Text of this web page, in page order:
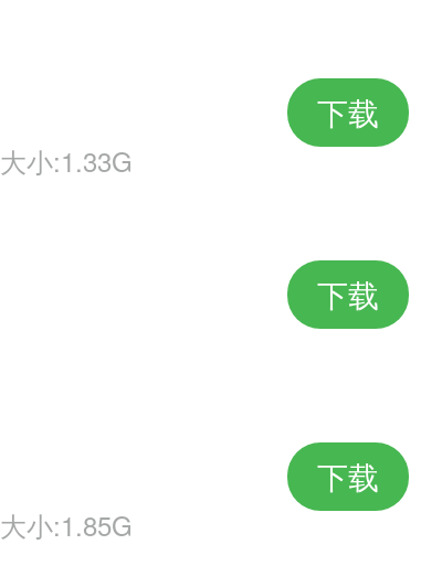
大小:1.33G
下载
下载
大小:1.85G
下载